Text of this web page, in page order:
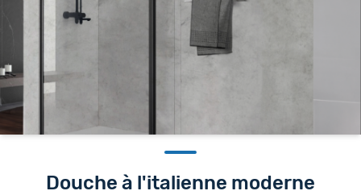
Douche à l'italienne moderne